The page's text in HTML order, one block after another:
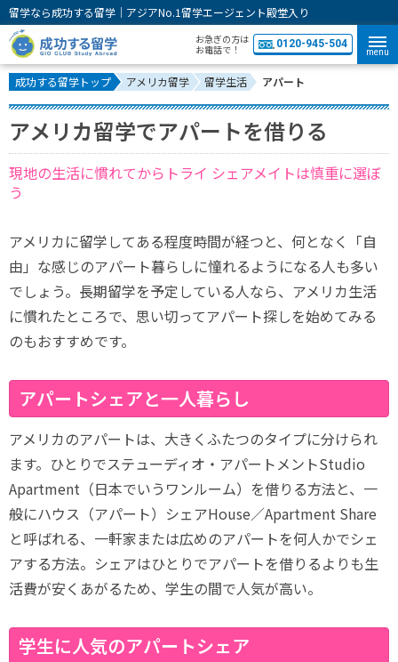
留学なら成功する留学｜アジアNo.1留学エージェント殿堂入り
お急ぎの方は
お電話で！
0120-945-504
menu
成功する留学トップ アメリカ留学 留学生活 アパート
アメリカ留学でアパートを借りる
現地の生活に慣れてからトライ シェアメイトは慎重に選ぼ
う
アメリカに留学してある程度時間が経つと、何となく「自
由」な感じのアパート暮らしに憧れるようになる人も多い
でしょう。長期留学を予定している人なら、アメリカ生活
に慣れたところで、思い切ってアパート探しを始めてみる
のもおすすめです。
アパートシェアと一人暮らし
アメリカのアパートは、大きくふたつのタイプに分けられ
ます。ひとりでステューディオ・アパートメントStudio
Apartment（日本でいうワンルーム）を借りる方法と、一
般にハウス（アパート）シェアHouse／Apartment Share
と呼ばれる、一軒家または広めのアパートを何人かでシェ
アする方法。シェアはひとりでアパートを借りるよりも生
活費が安くあがるため、学生の間で人気が高い。
学生に人気のアパートシェア